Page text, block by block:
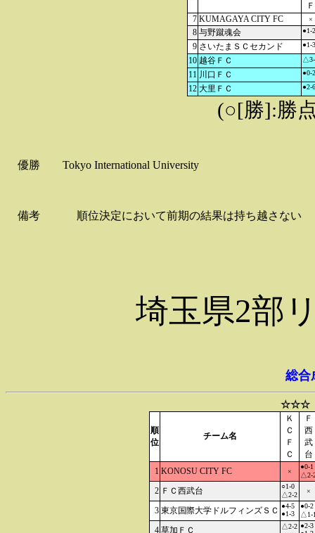
Ｆ
7 KUMAGAYA CITY FC ×
8 与野蹴魂会 ●1-2
9 さいたまＳＣセカンド ●1-3
10 越谷ＦＣ △3-
11 川口ＦＣ ●0-2
12 大里ＦＣ ●2-6
(○[勝]:勝
優勝 Tokyo International University
備考 順位決定において前期の結果は持ち越さない
埼玉県2部
総合
☆☆☆
順
位
チーム名
Ｋ
Ｃ
Ｆ
Ｃ
Ｆ
西
武
台
1 KONOSU CITY FC ×
●0-1
△2-
2 ＦＣ西武台
○1-0
△2-2
×
3 東京国際大学ドルフィンズＳＣ
●4-5
●1-3
●0-2
△1-
4 草加ＦＣ
△2-2 ●2-3